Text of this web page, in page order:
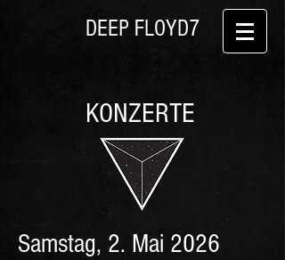
DEEP FLOYD7
KONZERTE
Samstag, 2. Mai 2026